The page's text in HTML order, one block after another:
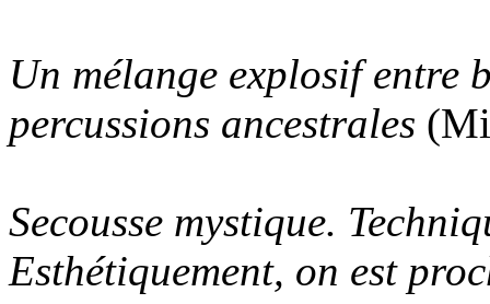
Un mélange explosif entre
percussions ancestrales
Secousse mystique.
Esthétiquement, on est